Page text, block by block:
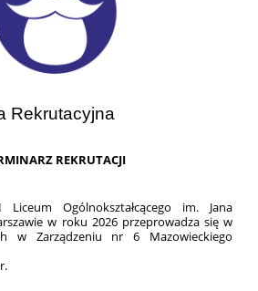
Rekrutacyjna
REKRUTACJI
Ogólnokształcącego im. Jana
w roku 2026 przeprowadza się w
w Zarządzeniu nr 6 Mazowieckiego